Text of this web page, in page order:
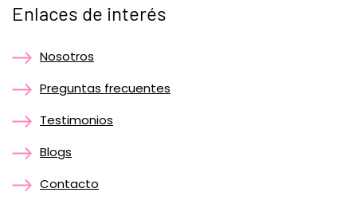
Enlaces de interés
Nosotros
Preguntas frecuentes
Testimonios
Blogs
Contacto